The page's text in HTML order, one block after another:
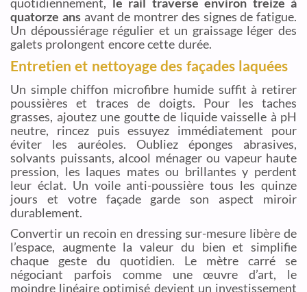
quatorze ansavant de montrer des signes de fatigue.
Un dépoussiérage régulier et un graissage léger des
galets prolongent encore cette durée.
Entretien et nettoyage des façades laquées
Un simple chiffon microfibre humide suffit à retirer
poussières et traces de doigts. Pour les taches
grasses, ajoutez une goutte de liquide vaisselle à pH
neutre, rincez puis essuyez immédiatement pour
éviter les auréoles. Oubliez éponges abrasives,
solvants puissants, alcool ménager ou vapeur haute
pression, les laques mates ou brillantes y perdent
leur éclat. Un voile anti-poussière tous les quinze
jours et votre façade garde son aspect miroir
durablement.
Convertir un recoin en dressing sur-mesure libère de
l’espace, augmente la valeur du bien et simplifie
chaque geste du quotidien. Le mètre carré se
négociant parfois comme une œuvre d’art, le
moindre linéaire optimisé devient un investissement